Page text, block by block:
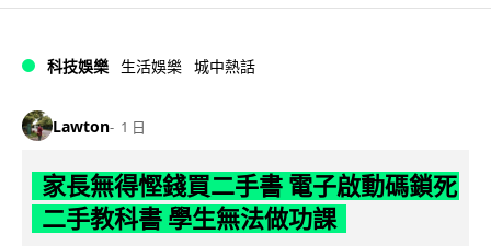
科技娛樂 生活娛樂 城中熱話
Lawton 1 日
家長無得慳錢買二手書 電子啟動碼鎖死
二手教科書 學生無法做功課